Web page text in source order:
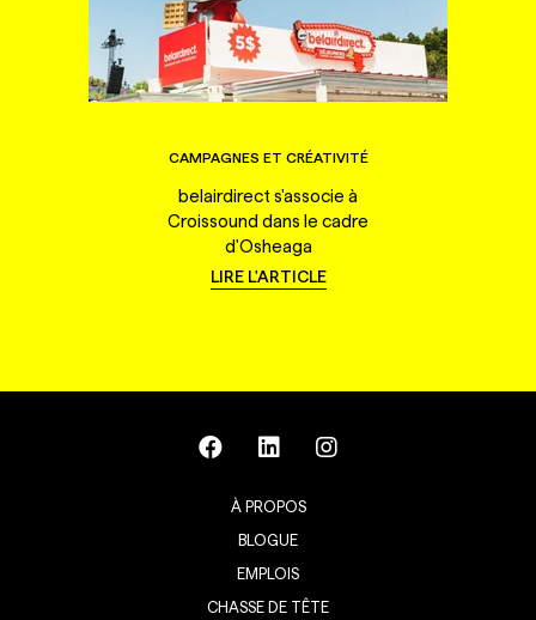
CAMPAGNES ET CRÉATIVITÉ
belairdirect s'associe à
Croissound dans le cadre
d'Osheaga
LIRE L'ARTICLE
À PROPOS
BLOGUE
EMPLOIS
CHASSE DE TÊTE